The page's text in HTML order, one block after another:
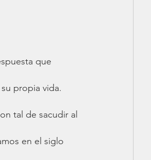
que
propia vida.
tal de sacudir al
en el siglo